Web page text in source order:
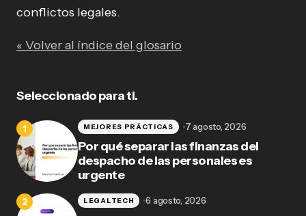
conflictos legales.
« Volver al índice del glosario
Seleccionado para ti.
Por qué separar las finanzas del
despacho de las personales es
urgente
MEJORES PRÁCTICAS 7 agosto, 2026
LEGALTECH 6 agosto, 2026